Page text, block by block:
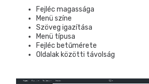
Fejléc magassága
Menü színe
Szöveg igazítása
Menü típusa
Fejléc betűmérete
Oldalak közötti távolság